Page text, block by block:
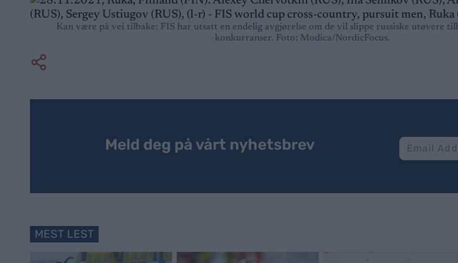
Kan være på vei tilbake: FIS har utsatt en endelig avgjørelse om de vil slippe russiske utøvere
konkurranser. Foto: Modica/NordicFocus.
Meld deg på vårt nyhetsbrev
MEST LEST